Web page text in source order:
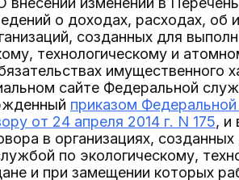
о доходах, расходах, об
созданных для
технологическому и
имущественного
сайте Федеральной
приказом
от 24 апреля 2014 г. N 175, и
в организациях,
по экологическому,
и при замещении которых